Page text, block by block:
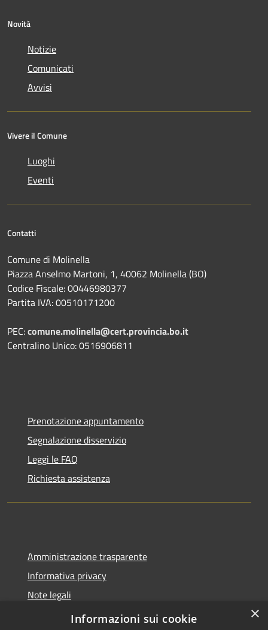
Novità
Notizie
Comunicati
Avvisi
Vivere il Comune
Luoghi
Eventi
Contatti
Comune di Molinella
Piazza Anselmo Martoni, 1, 40062 Molinella (BO)
Codice Fiscale: 00446980377
Partita IVA: 00510171200
PEC:comune.molinella@cert.provincia.bo.it
Centralino Unico: 0516906811
Prenotazione appuntamento
Segnalazione disservizio
Leggi le FAQ
Richiesta assistenza
Amministrazione trasparente
Informativa privacy
Note legali
Dichiarazione di accessibilità
×
Informazioni sui cookie